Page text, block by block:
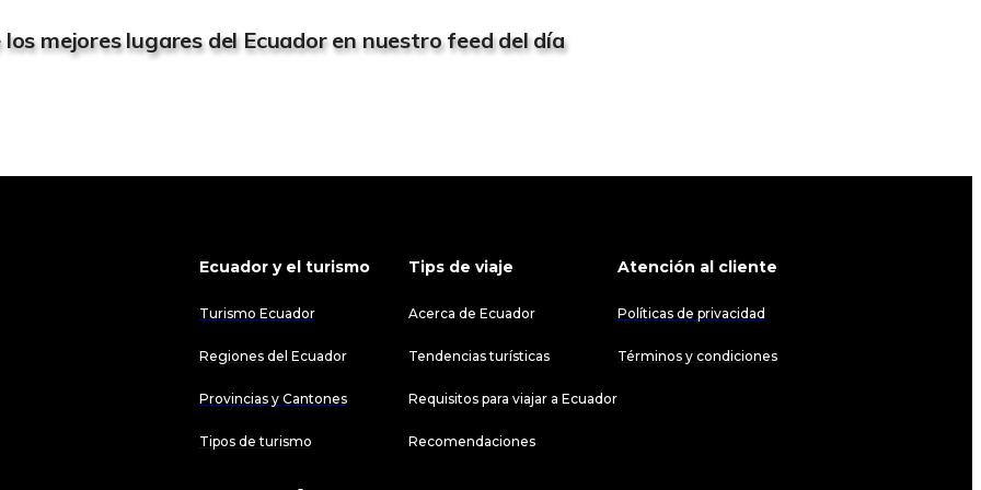
los mejores lugares del Ecuador en nuestro feed del día
Ecuador y el turismo
Turismo Ecuador
Regiones del Ecuador
Provincias y Cantones
Tipos de turismo
Tips de viaje
Acerca de Ecuador
Tendencias turísticas
Requisitos para viajar a Ecuador
Recomendaciones
Atención al cliente
Políticas de privacidad
Términos y condiciones